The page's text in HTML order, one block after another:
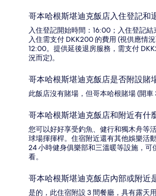
哥本哈根斯堪迪克飯店入住登記和
入住登記開始時間：16:00；入住登記
入住需支付 DKK200 的費用 (視供應情
12:00。提供延後退房服務，需支付
況而定)。
哥本哈根斯堪迪克飯店是否附設賭
此飯店沒有賭場，但哥本哈根賭場 (開車
哥本哈根斯堪迪克飯店和附近有什
您可以好好享受釣魚、健行和獨木舟等
球場揮揮桿。住宿附近還有其他娛樂活
24 小時健身俱樂部和三溫暖等設施，可
看。
哥本哈根斯堪迪克飯店內部或附近
是的，此住宿附設 3 間餐廳，具有露天用